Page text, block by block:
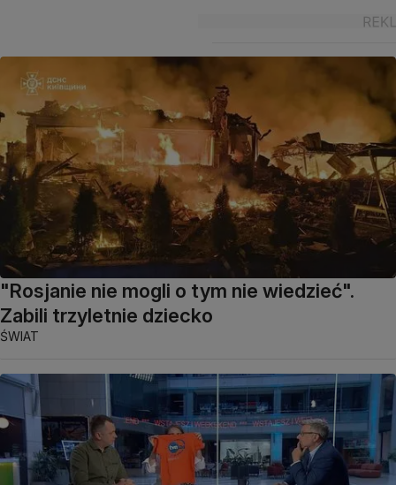
"Rosjanie nie mogli o tym nie wiedzieć".
Zabili trzyletnie dziecko
ŚWIAT